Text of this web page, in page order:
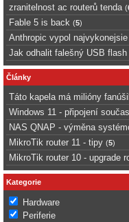
zranitelnost ac routerů tenda (
Fable 5 is back (5)
Anthropic vypol
Jak odhalit falešný USB
Články
Táto kapela má milióny
Windows 11 - připojení
NAS QNAP - výměna
MikroTik router 11 - tipy (5)
MikroTik router 10 - upgrade
Kategorie
Hardware
Periferie